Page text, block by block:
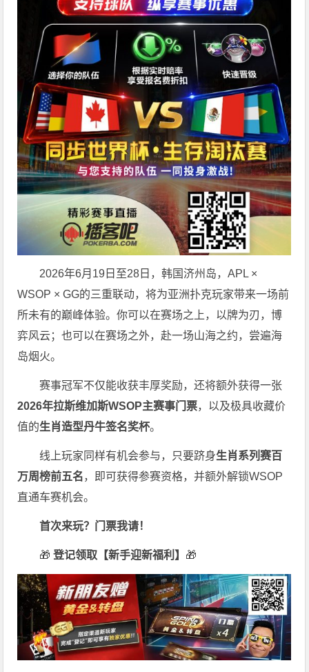
2026年6月19日至28日，韩国济州岛，APL ×
WSOP × GG的三重联动，将为亚洲扑克玩家带来一场前
所未有的巅峰体验。你可以在赛场之上，以牌为刃，博
弈风云；也可以在赛场之外，赴一场山海之约，尝遍海
岛烟火。
赛事冠军不仅能收获丰厚奖励，还将额外获得一张
2026年拉斯维加斯WSOP主赛事门票，以及极具收藏价
值的生肖造型丹牛签名奖杯。
线上玩家同样有机会参与，只要跻身生肖系列赛百
万周榜前五名，即可获得参赛资格，并额外解锁WSOP
直通车赛机会。
首次来玩？门票我请！
🎁 登记领取【新手迎新福利】 🎁